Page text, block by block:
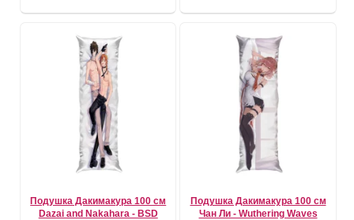
Подушка Дакимакура 100 см
Dazai and Nakahara - BSD
Подушка Дакимакура 100 см
Чан Ли - Wuthering Waves